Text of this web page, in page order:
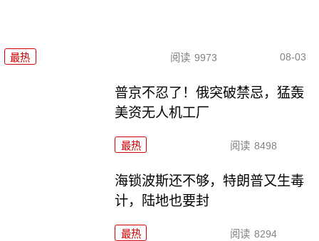
最热 阅读 9973 08-03
普京不忍了！俄突破禁忌，猛轰
美资无人机工厂
最热 阅读 8498
海锁波斯还不够，特朗普又生毒
计，陆地也要封
最热 阅读 8294